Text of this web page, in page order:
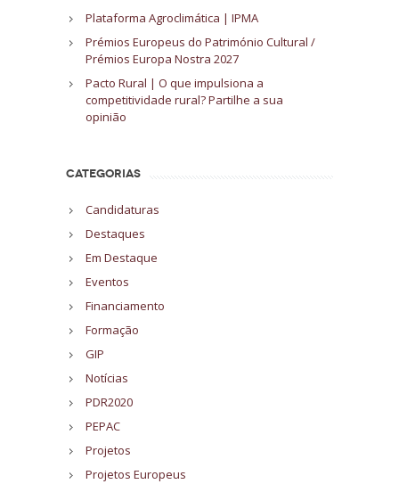
Plataforma Agroclimática | IPMA
Prémios Europeus do Património Cultural /
Prémios Europa Nostra 2027
Pacto Rural | O que impulsiona a
competitividade rural? Partilhe a sua
opinião
CATEGORIAS
Candidaturas
Destaques
Em Destaque
Eventos
Financiamento
Formação
GIP
Notícias
PDR2020
PEPAC
Projetos
Projetos Europeus